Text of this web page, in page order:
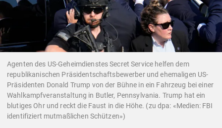
Agenten des US-Geheimdienstes Secret Service helfen dem
republikanischen Präsidentschaftsbewerber und ehemaligen US-
Präsidenten Donald Trump von der Bühne in ein Fahrzeug bei einer
Wahlkampfveranstaltung in Butler, Pennsylvania. Trump hat ein
blutiges Ohr und reckt die Faust in die Höhe. (zu dpa: «Medien: FBI
identifiziert mutmaßlichen Schützen»)